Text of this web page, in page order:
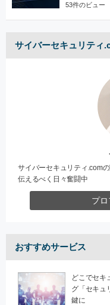
53件のビュー
サイバーセキュリティ
サイバーセキュリティ.com
伝えるべく日々奮闘中
プ
おすすめサービス
どこでセキ
グ「セキュ
鍵に